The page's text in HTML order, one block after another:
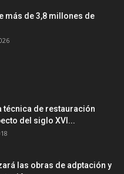
más de 3,8 millones de
técnica de restauración
del siglo XVI...
las obras de adptación y